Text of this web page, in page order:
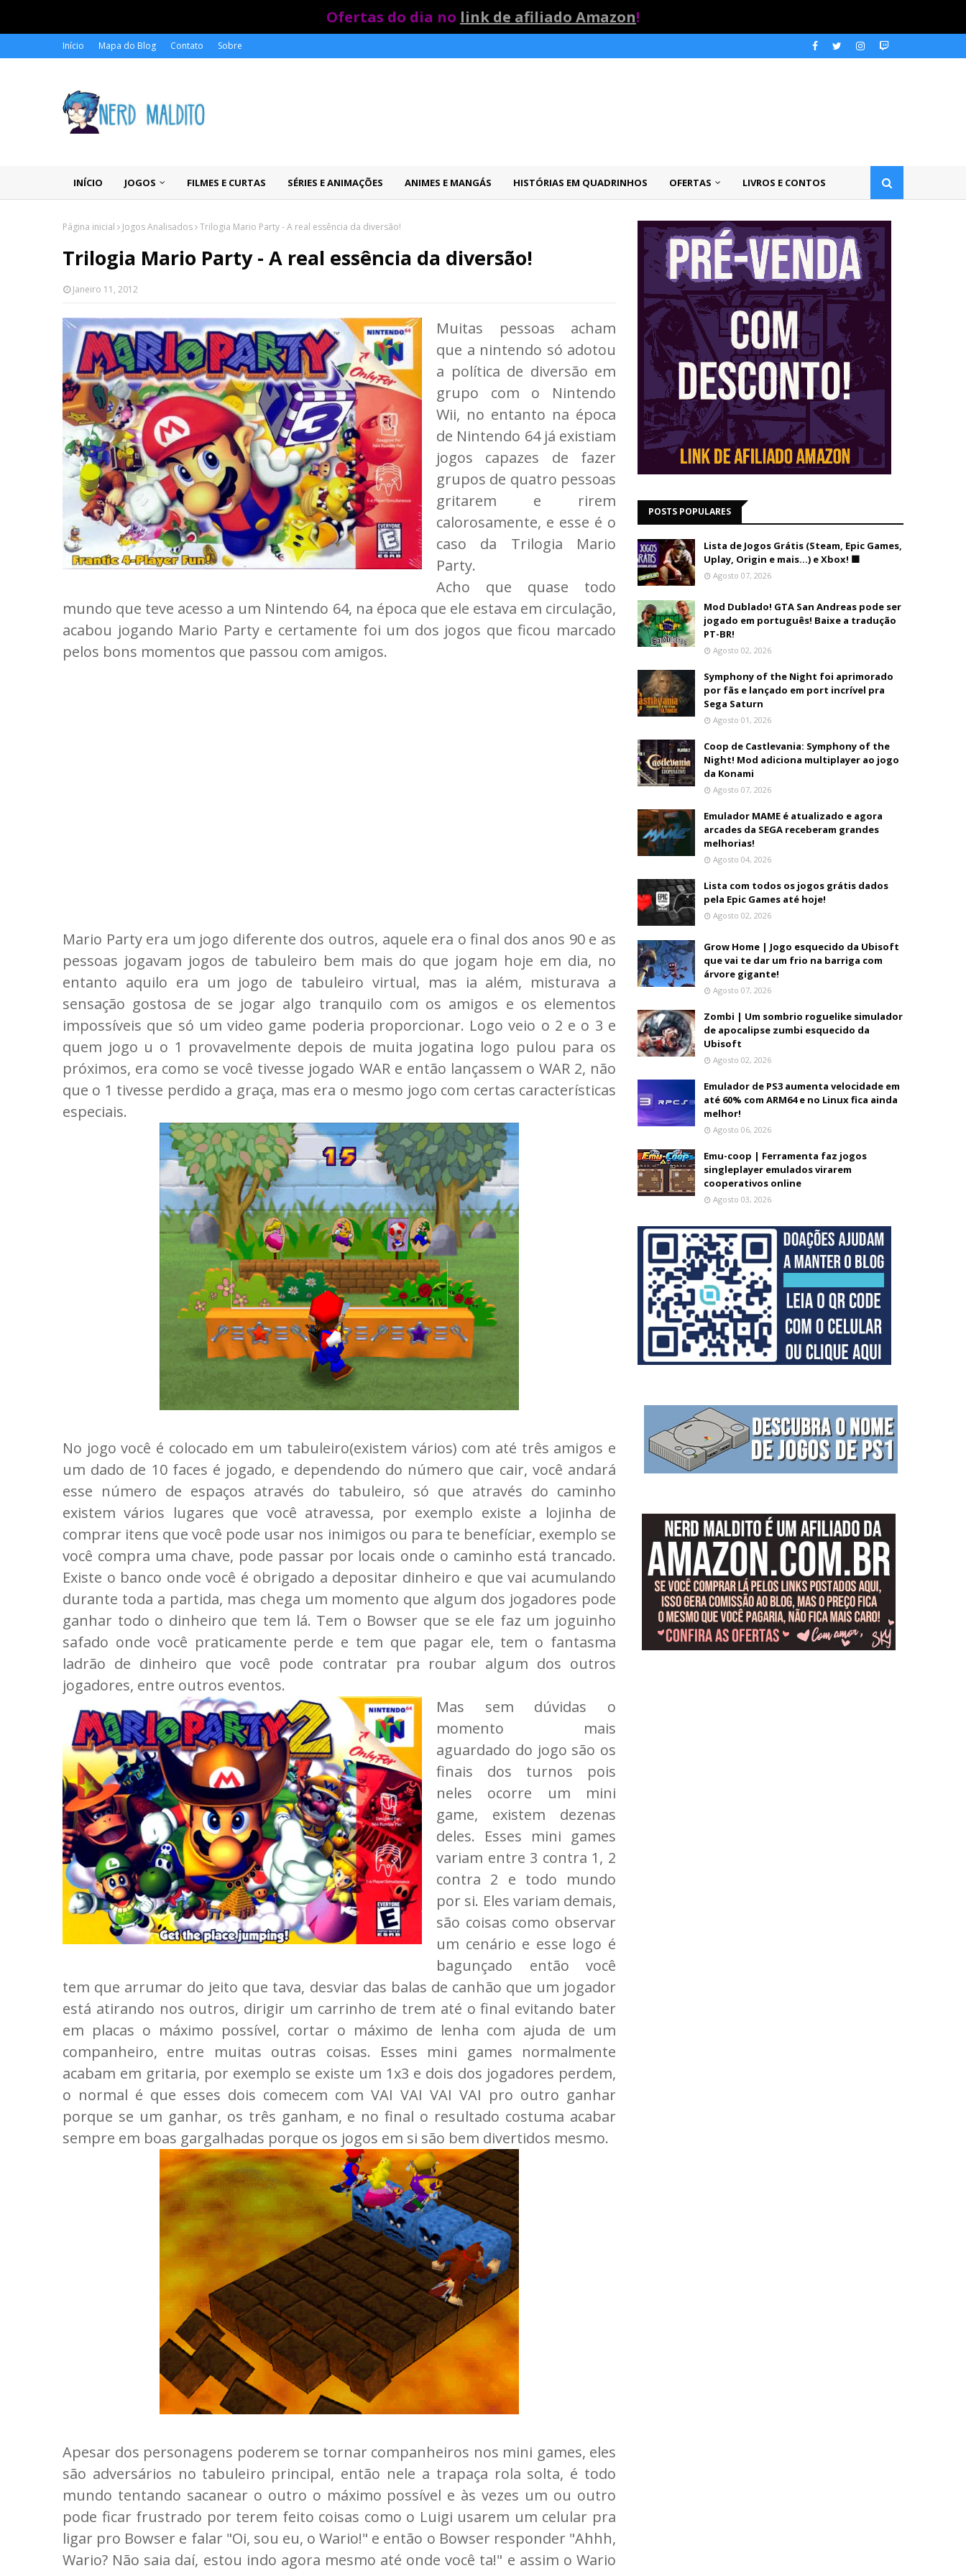
Ofertas do dia no link de afiliado Amazon!
Início Mapa do Blog Contato Sobre
INÍCIO JOGOS FILMES E CURTAS SÉRIES E ANIMAÇÕES ANIMES E MANGÁS HISTÓRIAS EM QUADRINHOS OFERTAS LIVROS E CONTOS
Página inicial Jogos Analisados Trilogia Mario Party - A real essência da diversão!
Trilogia Mario Party - A real essência da diversão!
Janeiro 11, 2012
Muitas pessoas acham
que a nintendo só adotou
a política de diversão em
grupo com o Nintendo
Wii, no entanto na época
de Nintendo 64 já existiam
jogos capazes de fazer
grupos de quatro pessoas
gritarem e rirem
calorosamente, e esse é o
caso da Trilogia Mario
Party.
Acho que quase todo
mundo que teve acesso a um Nintendo 64, na época que ele estava em circulação,
acabou jogando Mario Party e certamente foi um dos jogos que ficou marcado
pelos bons momentos que passou com amigos.
Mario Party era um jogo diferente dos outros, aquele era o final dos anos 90 e as
pessoas jogavam jogos de tabuleiro bem mais do que jogam hoje em dia, no
entanto aquilo era um jogo de tabuleiro virtual, mas ia além, misturava a
sensação gostosa de se jogar algo tranquilo com os amigos e os elementos
impossíveis que só um video game poderia proporcionar. Logo veio o 2 e o 3 e
quem jogo u o 1 provavelmente depois de muita jogatina logo pulou para os
próximos, era como se você tivesse jogado WAR e então lançassem o WAR 2, não
que o 1 tivesse perdido a graça, mas era o mesmo jogo com certas características
especiais.
No jogo você é colocado em um tabuleiro(existem vários) com até três amigos e
um dado de 10 faces é jogado, e dependendo do número que cair, você andará
esse número de espaços através do tabuleiro, só que através do caminho
existem vários lugares que você atravessa, por exemplo existe a lojinha de
comprar itens que você pode usar nos inimigos ou para te benefíciar, exemplo se
você compra uma chave, pode passar por locais onde o caminho está trancado.
Existe o banco onde você é obrigado a depositar dinheiro e que vai acumulando
durante toda a partida, mas chega um momento que algum dos jogadores pode
ganhar todo o dinheiro que tem lá. Tem o Bowser que se ele faz um joguinho
safado onde você praticamente perde e tem que pagar ele, tem o fantasma
ladrão de dinheiro que você pode contratar pra roubar algum dos outros
jogadores, entre outros eventos.
Mas sem dúvidas o
momento mais
aguardado do jogo são os
finais dos turnos pois
neles ocorre um mini
game, existem dezenas
deles. Esses mini games
variam entre 3 contra 1, 2
contra 2 e todo mundo
por si. Eles variam demais,
são coisas como observar
um cenário e esse logo é
bagunçado então você
tem que arrumar do jeito que tava, desviar das balas de canhão que um jogador
está atirando nos outros, dirigir um carrinho de trem até o final evitando bater
em placas o máximo possível, cortar o máximo de lenha com ajuda de um
companheiro, entre muitas outras coisas. Esses mini games normalmente
acabam em gritaria, por exemplo se existe um 1x3 e dois dos jogadores perdem,
o normal é que esses dois comecem com VAI VAI VAI VAI pro outro ganhar
porque se um ganhar, os três ganham, e no final o resultado costuma acabar
sempre em boas gargalhadas porque os jogos em si são bem divertidos mesmo.
Apesar dos personagens poderem se tornar companheiros nos mini games, eles
são adversários no tabuleiro principal, então nele a trapaça rola solta, é todo
mundo tentando sacanear o outro o máximo possível e às vezes um ou outro
pode ficar frustrado por terem feito coisas como o Luigi usarem um celular pra
ligar pro Bowser e falar "Oi, sou eu, o Wario!" e então o Bowser responder "Ahhh,
Wario? Não saia daí, estou indo agora mesmo até onde você ta!" e assim o Wario
POSTS POPULARES
Lista de Jogos Grátis (Steam, Epic Games,
Uplay, Origin e mais...) e Xbox! 🟩
Agosto 07, 2026
Mod Dublado! GTA San Andreas pode ser
jogado em português! Baixe a tradução
PT-BR!
Agosto 02, 2026
Symphony of the Night foi aprimorado
por fãs e lançado em port incrível pra
Sega Saturn
Agosto 01, 2026
Coop de Castlevania: Symphony of the
Night! Mod adiciona multiplayer ao jogo
da Konami
Agosto 07, 2026
Emulador MAME é atualizado e agora
arcades da SEGA receberam grandes
melhorias!
Agosto 04, 2026
Lista com todos os jogos grátis dados
pela Epic Games até hoje!
Agosto 02, 2026
Grow Home | Jogo esquecido da Ubisoft
que vai te dar um frio na barriga com
árvore gigante!
Agosto 07, 2026
Zombi | Um sombrio roguelike simulador
de apocalipse zumbi esquecido da
Ubisoft
Agosto 02, 2026
Emulador de PS3 aumenta velocidade em
até 60% com ARM64 e no Linux fica ainda
melhor!
Agosto 06, 2026
Emu-coop | Ferramenta faz jogos
singleplayer emulados virarem
cooperativos online
Agosto 03, 2026